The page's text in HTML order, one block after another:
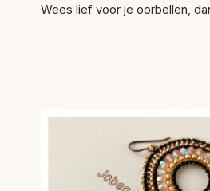
Wees lief voor je oorbellen,